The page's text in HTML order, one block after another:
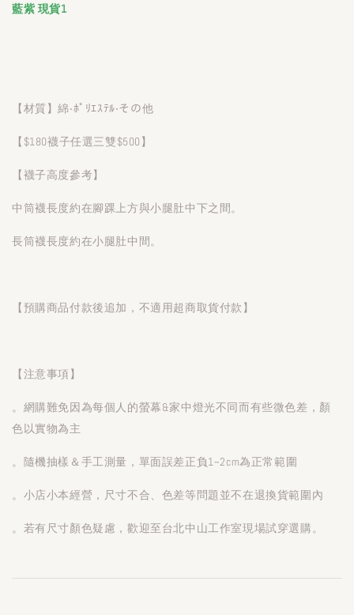
藍紫 現貨1
【材質】綿‧ﾎﾟﾘｴｽﾃﾙ‧その他
【$180襪子任選三雙$500】
【襪子高度參考】
中筒襪長度約在腳踝上方與小腿肚中下之間。
長筒襪長度約在小腿肚中間。
【預購商品付款後追加，不適用超商取貨付款】
【注意事項】
。網購難免因為每個人的螢幕&家中燈光不同而有些微色差，顏
色以實物為主
。隨機抽樣＆手工測量，單面誤差正負1~2cm為正常範圍
。小店小本經營，尺寸不合、色差等問題並不在退換貨範圍內
。若有尺寸顏色疑慮，歡迎至台北中山工作室現場試穿選購。